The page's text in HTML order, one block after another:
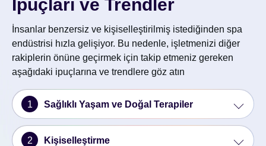
İpuçları ve Trendler
İnsanlar benzersiz ve kişiselleştirilmiş istediğinden spa
endüstrisi hızla gelişiyor. Bu nedenle, işletmenizi diğer
rakiplerin önüne geçirmek için takip etmeniz gereken
aşağıdaki ipuçlarına ve trendlere göz atın
1 Sağlıklı Yaşam ve Doğal Terapiler
2 Kişiselleştirme